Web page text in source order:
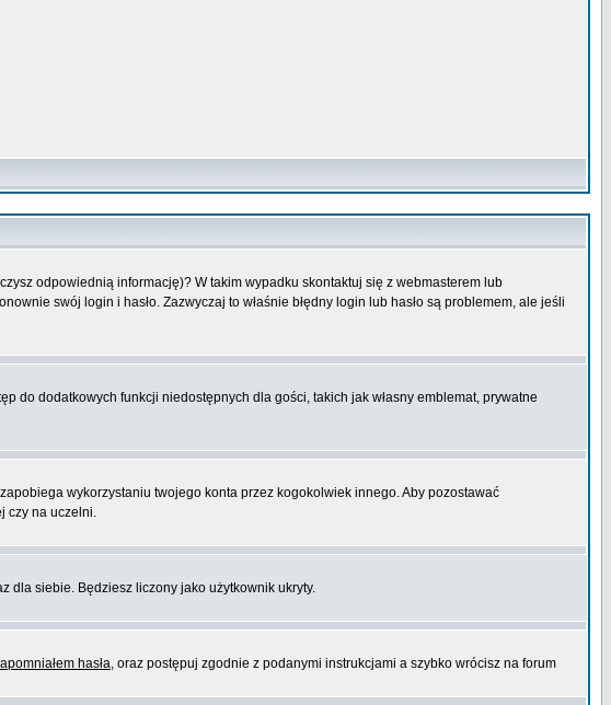
odpowiednią informację)? W takim wypadku skontaktuj się z webmasterem lub
swój login i hasło. Zazwyczaj to właśnie błędny login lub hasło są problemem, ale jeśli
do dodatkowych funkcji niedostępnych dla gości, takich jak własny emblemat, prywatne
wykorzystaniu twojego konta przez kogokolwiek innego. Aby pozostawać
czy na uczelni.
dla siebie. Będziesz liczony jako użytkownik ukryty.
hasła, oraz postępuj zgodnie z podanymi instrukcjami a szybko wrócisz na forum